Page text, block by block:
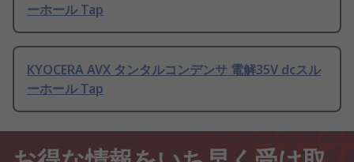
ーホール Tap
KYOCERA AVX タンタルコンデンサ 電解35V dcスル
ーホール Tap